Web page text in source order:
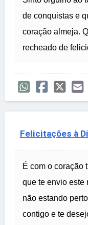
de conquistas e
coração almeja.
recheado de
Felicitações à
É com o coração
que te envio este
não estando
contigo e te